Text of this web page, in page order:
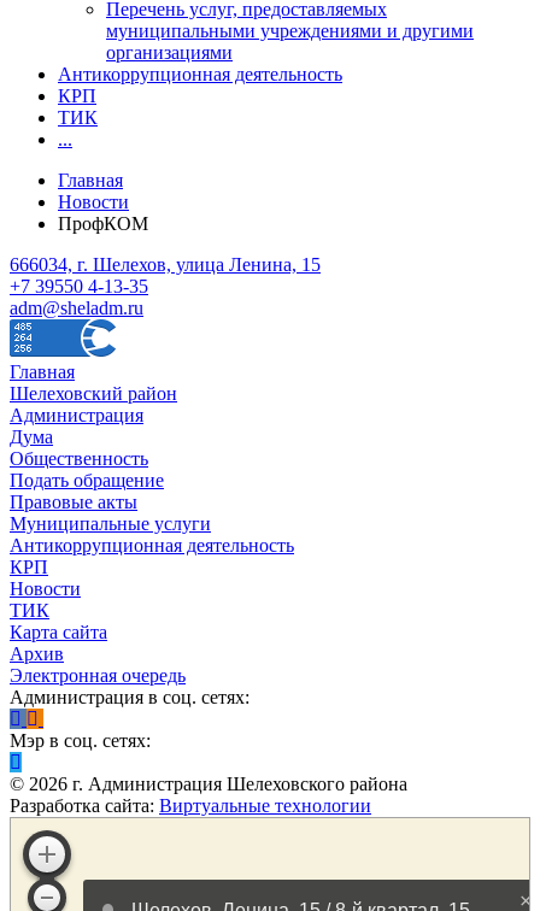
Перечень услуг, предоставляемых
муниципальными учреждениями и другими
организациями
Антикоррупционная деятельность
КРП
ТИК
...
Главная
Новости
ПрофКОМ
666034, г. Шелехов, улица Ленина, 15
+7 39550 4-13-35
adm@sheladm.ru
Главная
Шелеховский район
Администрация
Дума
Общественность
Подать обращение
Правовые акты
Муниципальные услуги
Антикоррупционная деятельность
КРП
Новости
ТИК
Карта сайта
Архив
Электронная очередь
Администрация в соц. сетях:
Мэр в соц. сетях:
© 2026 г. Администрация Шелеховского района
Разработка сайта: Виртуальные технологии